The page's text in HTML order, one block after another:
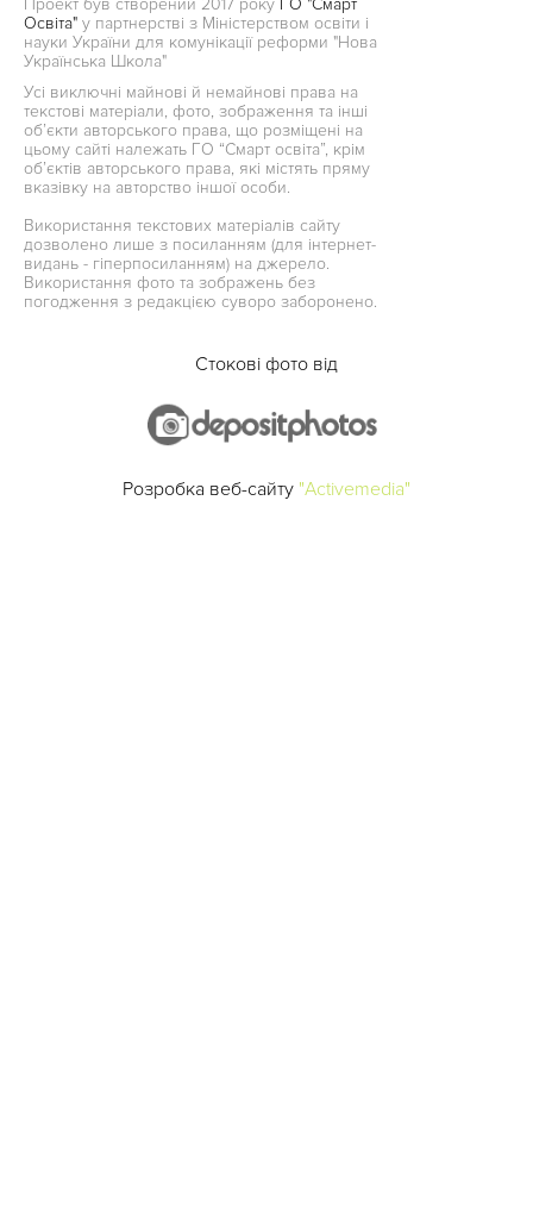
Проект був створений 2017 року ГО "Смарт
Освіта" у партнерстві з Міністерством освіти і
науки України для комунікації реформи "Нова
Українська Школа"
Усі виключні майнові й немайнові права на
текстові матеріали, фото, зображення та інші
об’єкти авторського права, що розміщені на
цьому сайті належать ГО “Смарт освіта”, крім
об’єктів авторського права, які містять пряму
вказівку на авторство іншої особи.
Використання текстових матеріалів сайту
дозволено лише з посиланням (для інтернет-
видань - гіперпосиланням) на джерело.
Використання фото та зображень без
погодження з редакцією суворо заборонено.
Стокові фото від
Розробка веб-сайту "Activemedia"